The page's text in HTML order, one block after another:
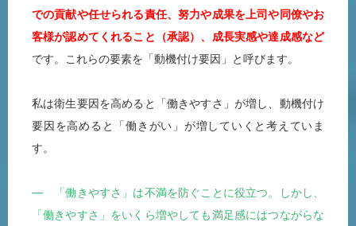
での貢献や任せられる責任、努力や成果を上司や同僚やお
客様が認めてくれること（承認）、成長実感や達成感など
です。これらの要素を「動機付け要因」と呼びます。
私は衛生要因を高めると「働きやすさ」が増し、動機付け
要因を高めると「働きがい」が増していくと考えていま
す。
― 「働きやすさ」は不満を防ぐことに役立つ。しかし、
「働きやすさ」をいくら増やしても満足感にはつながらな